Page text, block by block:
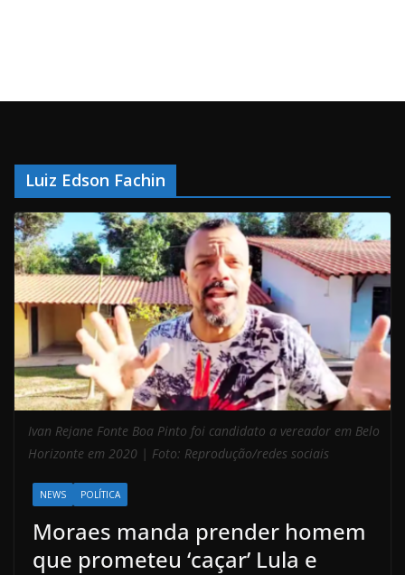
Luiz Edson Fachin
Ivan Rejane Fonte Boa Pinto foi candidato a vereador em Belo
Horizonte em 2020 | Foto: Reprodução/redes sociais
NEWS POLÍTICA
Moraes manda prender homem
que prometeu ‘caçar’ Lula e